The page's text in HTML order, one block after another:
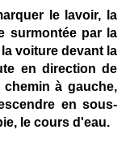
le lavoir, la
surmontée par la
voiture devant la
en direction de
chemin à gauche,
en sous-
le cours d'eau.